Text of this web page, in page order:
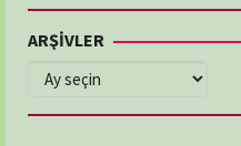
ARŞİVLER
ARŞİVLER